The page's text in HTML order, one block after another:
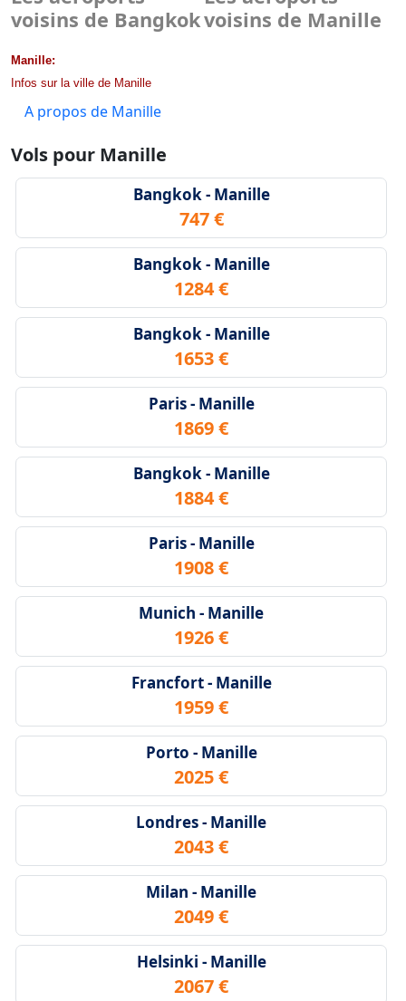
voisins de Bangkokvoisins de Manille
Manille:
Infos sur la ville de Manille
A propos de Manille
Vols pour Manille
Bangkok - Manille
747 €
Bangkok - Manille
1284 €
Bangkok - Manille
1653 €
Paris - Manille
1869 €
Bangkok - Manille
1884 €
Paris - Manille
1908 €
Munich - Manille
1926 €
Francfort - Manille
1959 €
Porto - Manille
2025 €
Londres - Manille
2043 €
Milan - Manille
2049 €
Helsinki - Manille
2067 €